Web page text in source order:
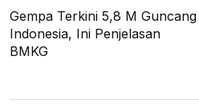
Gempa Terkini 5,8 M Guncang
Indonesia, Ini Penjelasan
BMKG